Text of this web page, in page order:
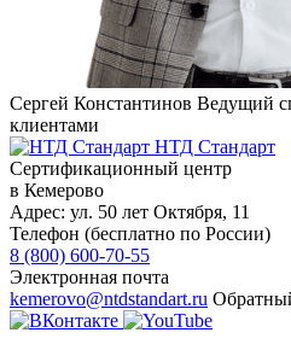
Сергей Константинов Ведущий
клиентами
НТД Стандарт
Сертификационный центр
в Кемерово
Адрес: ул. 50 лет Октября, 11
Телефон (бесплатно по России)
8 (800) 600-70-55
Электронная почта
kemerovo@ntdstandart.ru